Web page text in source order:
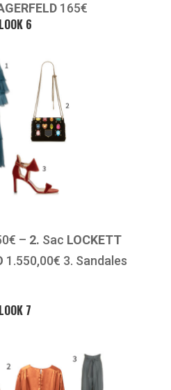
165€
LOOK 6
– 2. Sac LOCKETT
1.550,00€ 3. Sandales
LOOK 7